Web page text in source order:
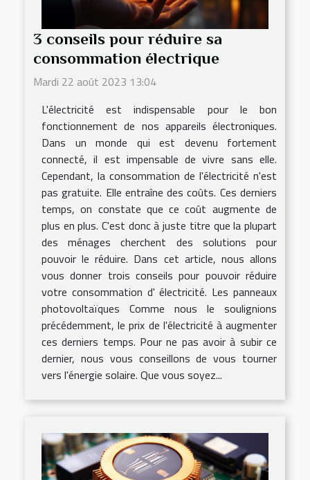
3 conseils pour réduire sa
consommation électrique
Mardi 22 août 2023 13:04
L'électricité est indispensable pour le bon
fonctionnement de nos appareils électroniques.
Dans un monde qui est devenu fortement
connecté, il est impensable de vivre sans elle.
Cependant, la consommation de l'électricité n'est
pas gratuite. Elle entraîne des coûts. Ces derniers
temps, on constate que ce coût augmente de
plus en plus. C'est donc à juste titre que la plupart
des ménages cherchent des solutions pour
pouvoir le réduire. Dans cet article, nous allons
vous donner trois conseils pour pouvoir réduire
votre consommation d' électricité. Les panneaux
photovoltaïques Comme nous le soulignions
précédemment, le prix de l'électricité à augmenter
ces derniers temps. Pour ne pas avoir à subir ce
dernier, nous vous conseillons de vous tourner
vers l'énergie solaire. Que vous soyez...